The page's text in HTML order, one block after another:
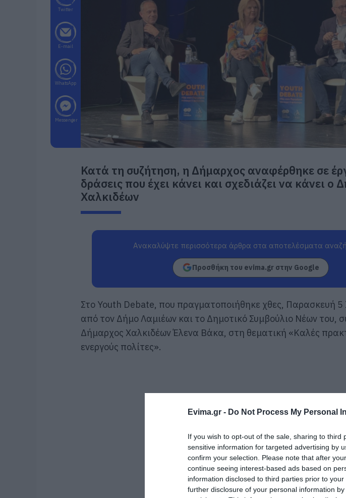
Evima.gr - Do Not Process My Personal
If you wish to opt-out of the sale, sharing to
sensitive information for targeted advertising by
confirm your selection. Please note that after
continue seeing interest-based ads based on
information disclosed to third parties prior to
further disclosure of your personal information
Twitter
E-mail
WhatsApp
Messenger
Κατά τη συζήτηση, η Δήμαρχος αναφέρθηκε σε
δράσεις που έχει κάνει και σχεδιάζει να κάνει ο
Χαλκιδέων
Ανακαλύψτε περισσότερα άρθρα στα αποτελέσματα
Προσθήκη του evima.gr στην Google
Στο Youth Debate, που πραγματοποιήθηκε χθες, Παρασκευή 5
από τον Δήμο Λαμιέων και το Δημοτικό Συμβούλιο Νέων του,
Δήμαρχος Χαλκιδέων Έλενα Βάκα, στη θεματική «Καλές
ενεργούς πολίτες».